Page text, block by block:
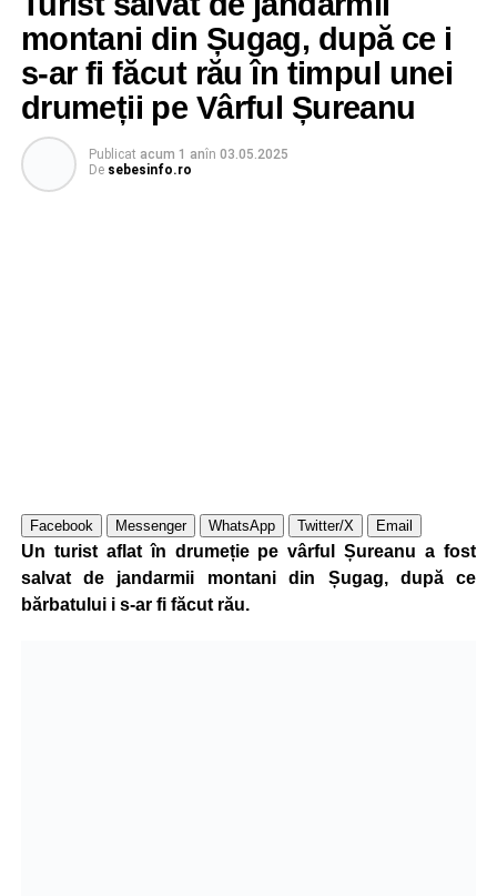
montani din Șugag, după ce i
s-ar fi făcut rău în timpul unei
drumeții pe Vârful Șureanu
Publicat acum 1 anîn 03.05.2025
De sebesinfo.ro
Facebook Messenger WhatsApp Twitter/X Email
Un turist aflat în drumeție pe vârful Șureanu a fost
salvat de jandarmii montani din Șugag, după ce
bărbatului i s-ar fi făcut rău.